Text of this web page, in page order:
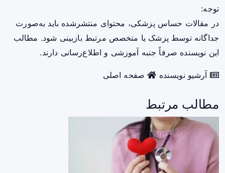
توجه:
در مقالات حساس پزشکی، محتوای منتشرشده باید به‌صورت
جداگانه توسط پزشک یا متخصص مرتبط بازبینی شود. مطالب
این نویسنده صرفاً جنبه آموزشی و اطلاع‌رسانی دارند.
آرشیو نویسنده صفحه اصلی
مطالب مرتبط